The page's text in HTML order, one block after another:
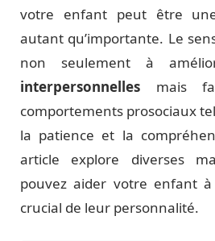
votre enfant peut être
autant qu’importante. Le
non seulement à
interpersonnelles mais
comportements prosociaux
la patience et la
article explore diverses
pouvez aider votre enfant
crucial de leur personnalité.